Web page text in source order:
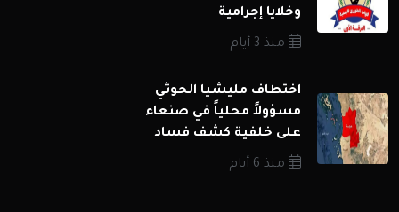
وخلايا إجرامية
منذ 3 أيام
اختطاف مليشيا الحوثي
مسؤولاً محلياً في صنعاء
على خلفية كشف فساد
منذ 6 أيام